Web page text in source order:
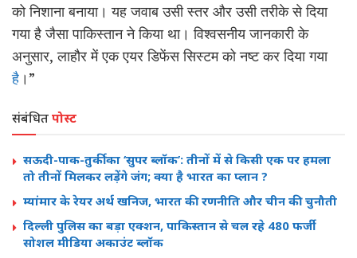
को निशाना बनाया। यह जवाब उसी स्तर और उसी तरीके से दिया
गया है जैसा पाकिस्तान ने किया था। विश्वसनीय जानकारी के
अनुसार, लाहौर में एक एयर डिफेंस सिस्टम को नष्ट कर दिया गया
है ।”
संबंधितपोस्ट
सऊदी-पाक-तुर्की का ‘सुपर ब्लॉक’: तीनों में से किसी एक पर हमला
तो तीनों मिलकर लड़ेंगे जंग; क्या है भारत का प्लान ?
म्यांमार के रेयर अर्थ खनिज, भारत की रणनीति और चीन की चुनौती
दिल्ली पुलिस का बड़ा एक्शन, पाकिस्तान से चल रहे 480 फर्जी
सोशल मीडिया अकाउंट ब्लॉक